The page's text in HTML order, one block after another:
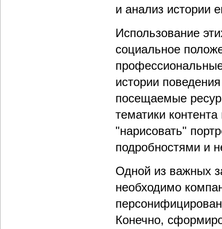
и анализ истории
Использование
социальное
истории
посещаемые
тематики
"нарисовать"
подробностями и
Одной из важных
необходимо
Конечно,